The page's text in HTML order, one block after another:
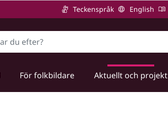
Teckenspråk English
För folkbildare Aktuellt och projekt